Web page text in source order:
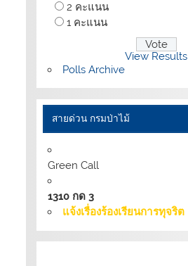
2 คะแนน
1 คะแนน
View Results
Polls Archive
สายด่วน กรมป่าไม้
Green Call
1310 กด 3
แจ้งเรื่องร้องเรียนการทุจริต